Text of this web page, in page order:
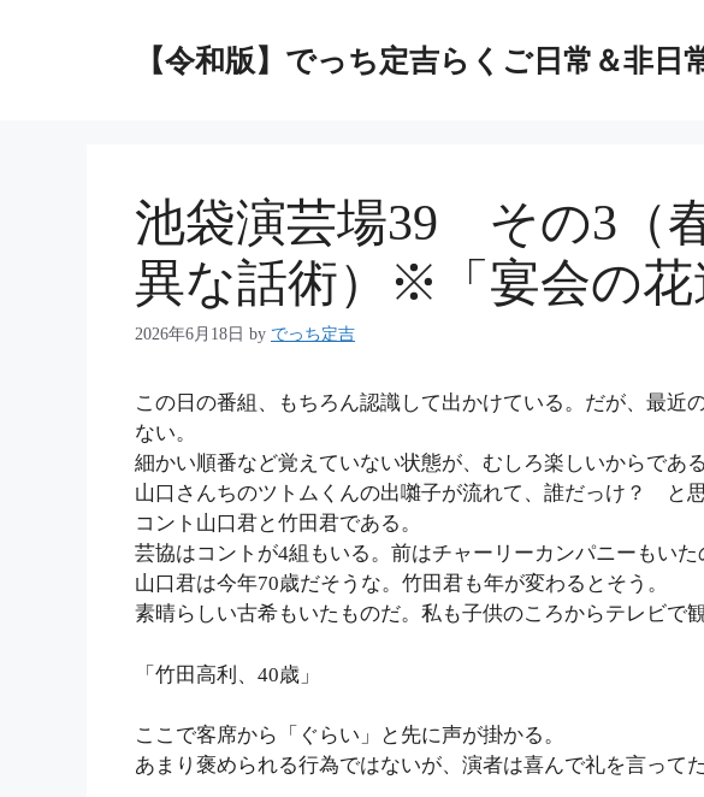
【令和版】でっち定吉らくご日常＆非日
池袋演芸場39 その3（
異な話術）※「宴会の花
2026年6月18日 by でっち定吉
この日の番組、もちろん認識して出かけている。だが、最近
ない。
細かい順番など覚えていない状態が、むしろ楽しいからである
山口さんちのツトムくんの出囃子が流れて、誰だっけ？ と思
コント山口君と竹田君である。
芸協はコントが4組もいる。前はチャーリーカンパニーもいた
山口君は今年70歳だそうな。竹田君も年が変わるとそう。
素晴らしい古希もいたものだ。私も子供のころからテレビで
「竹田高利、40歳」
ここで客席から「ぐらい」と先に声が掛かる。
あまり褒められる行為ではないが、演者は喜んで礼を言ってた